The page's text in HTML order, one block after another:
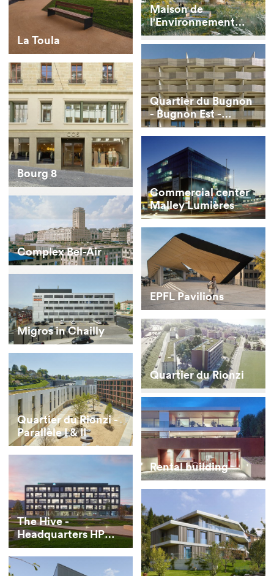
La Toula
Maison de
l'Environnement
Competition
Quartier du Bugnon
- Bugnon Est -
Building D
Bourg 8
Commercial center
Malley Lumières
Complex Bel-Air
EPFL Pavilions
Migros in Chailly
Quartier du Rionzi
Quartier du Rionzi -
Parallèle I & II
Rental building
The Hive -
Headquarters HP
Inc. and HP
Enterprise